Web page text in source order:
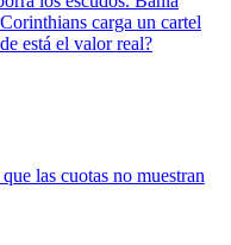
carga un cartel
está el valor real?
las cuotas no muestran